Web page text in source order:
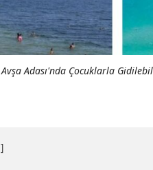
Avşa Adası'nda Çocuklarla